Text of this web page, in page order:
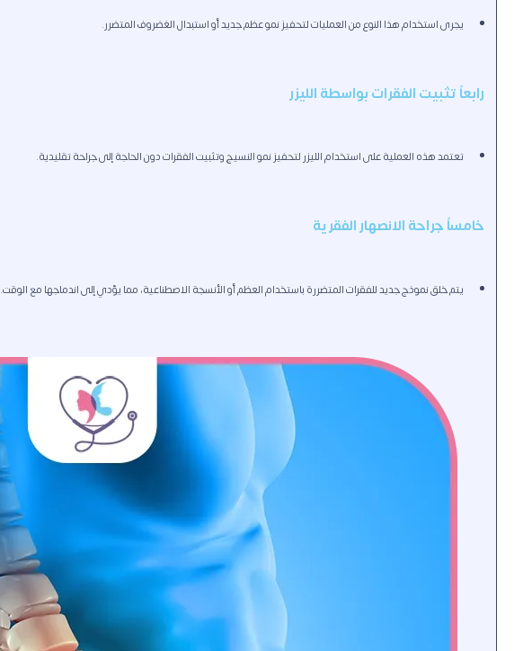
يجرى استخدام هذا النوع من العمليات لتحفيز نمو عظم جديد أو استبدال الغضروف المتضرر.
رابعاً تثبيت الفقرات بواسطة الليزر
تعتمد هذه العملية على استخدام الليزر لتحفيز نمو النسيج وتثبيت الفقرات دون الحاجة إلى جراحة تقليدية.
خامساً جراحة الانصهار الفقرية
يتم خلق نموذج جديد للفقرات المتضررة باستخدام العظم أو الأنسجة الاصطناعية، مما يؤدي إلى اندماجها مع الوقت.